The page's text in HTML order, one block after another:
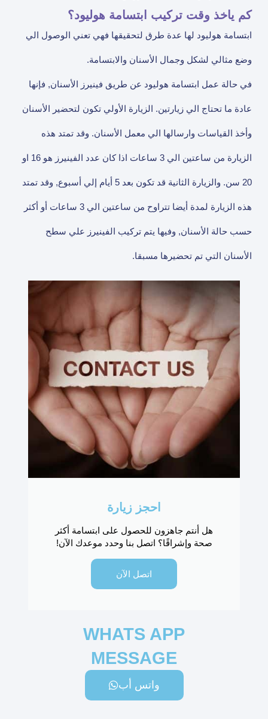
كم ياخذ وقت تركيب ابتسامة هوليود؟
ابتسامة هوليود لها عدة طرق لتحقيقها فهي تعني الوصول الي
وضع مثالي لشكل وجمال الأسنان والابتسامة.
في حالة عمل ابتسامة هوليود عن طريق فينيرز الأسنان, فإنها
عادة ما تحتاج الي زيارتين. الزيارة الأولي تكون لتحضير الأسنان
وأخذ القياسات وارسالها الي معمل الأسنان. وقد تمتد هذه
الزيارة من ساعتين الي 3 ساعات اذا كان عدد الفينيرز هو 16 او
20 سن. والزيارة الثانية قد تكون بعد 5 أيام إلي أسبوع, وقد تمتد
هذه الزيارة لمدة أيضا تتراوح من ساعتين الي 3 ساعات أو أكثر
حسب حالة الأسنان, وفيها يتم تركيب الفينيرز علي سطح
الأسنان التي تم تحضيرها مسبقا.
احجز زيارة
هل أنتم جاهزون للحصول على ابتسامة أكثر
صحة وإشراقًا؟ اتصل بنا وحدد موعدك الآن!
اتصل الآن
WHATS APP
MESSAGE
واتس أب